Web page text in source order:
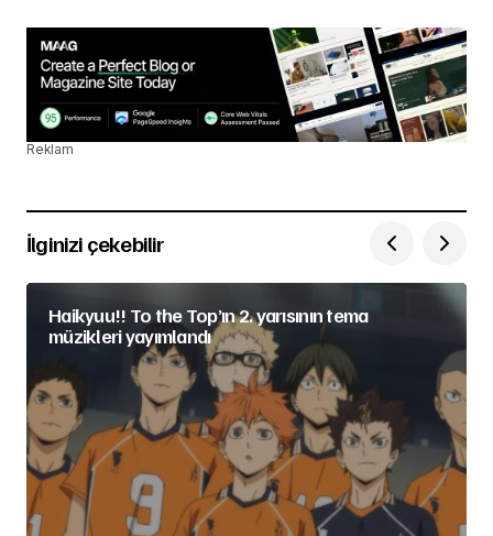
Reklam
İlginizi çekebilir
Haikyuu!! To the Top’ın 2. yarısının tema
müzikleri yayımlandı